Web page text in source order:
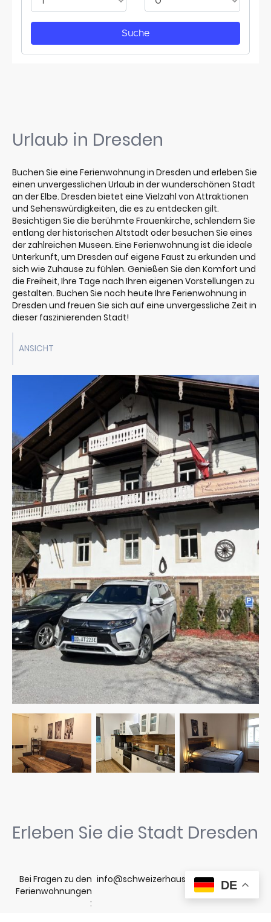
Urlaub in Dresden
Buchen Sie eine Ferienwohnung in Dresden und erleben Sie
einen unvergesslichen Urlaub in der wunderschönen Stadt
an der Elbe. Dresden bietet eine Vielzahl von Attraktionen
und Sehenswürdigkeiten, die es zu entdecken gilt.
Besichtigen Sie die berühmte Frauenkirche, schlendern Sie
entlang der historischen Altstadt oder besuchen Sie eines
der zahlreichen Museen. Eine Ferienwohnung ist die ideale
Unterkunft, um Dresden auf eigene Faust zu erkunden und
sich wie Zuhause zu fühlen. Genießen Sie den Komfort und
die Freiheit, Ihre Tage nach Ihren eigenen Vorstellungen zu
gestalten. Buchen Sie noch heute Ihre Ferienwohnung in
Dresden und freuen Sie sich auf eine unvergessliche Zeit in
dieser faszinierenden Stadt!
ANSICHT
Erleben Sie die Stadt Dresden
Bei Fragen zu den
Ferienwohnungen
:
info@schweizerhaus-dresden.de
DE